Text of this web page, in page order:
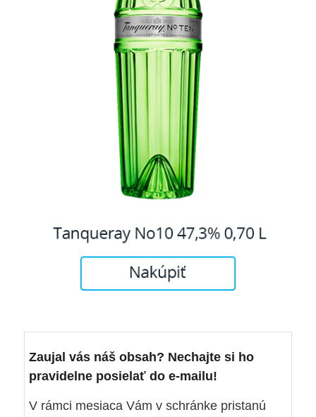
Zaujal vás náš obsah? Nechajte si ho
pravidelne posielať do e-mailu!
V rámci mesiaca Vám v schránke pristanú